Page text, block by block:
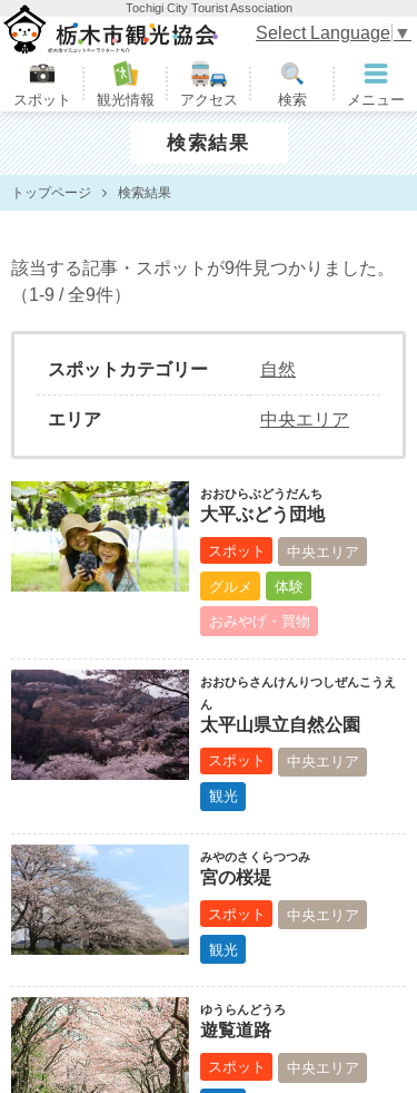
Tochigi City Tourist Association
栃木市観光協会
スポット 観光情報 アクセス 検索 メニュー
Select Language ▼
検索結果
トップページ 検索結果
該当する記事・スポットが9件見つかりました。
（1-9 / 全9件）
スポットカテゴリー 自然
エリア 中央エリア
おおひらぶどうだんち
大平ぶどう団地
スポット 中央エリア
グルメ 体験
おみやげ・買物
おおひらさんけんりつしぜんこうえ
ん
太平山県立自然公園
スポット 中央エリア
観光
みやのさくらつつみ
宮の桜堤
スポット 中央エリア
観光
ゆうらんどうろ
遊覧道路
スポット 中央エリア